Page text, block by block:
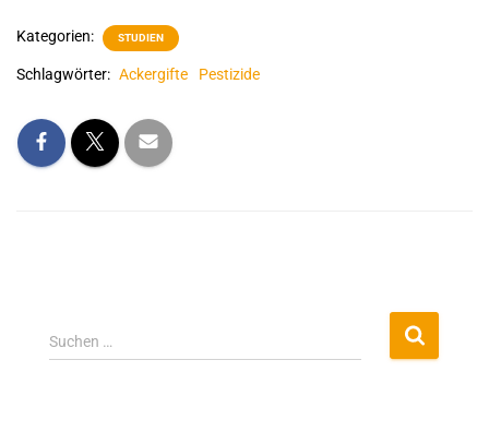
Kategorien: STUDIEN
Schlagwörter: Ackergifte Pestizide
Suchen …